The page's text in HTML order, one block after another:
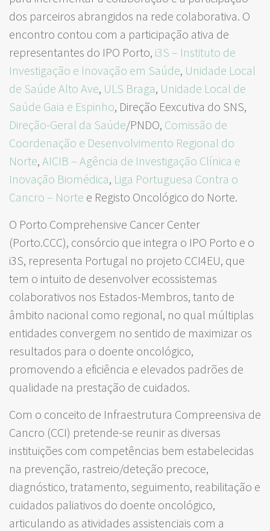
dos parceiros abrangidos na rede colaborativa. O
encontro contou com a participação ativa de
representantes do IPO Porto, i3S – Instituto de
Investigação e Inovação em Saúde, Unidade Local
de Saúde Alto Ave, ULS Braga, Unidade Local de
Saúde Gaia e Espinho, Direção Eexcutiva do SNS,
Direção-Geral da Saúde/PNDO, Comissão de
Coordenação e Desenvolvimento Regional do
Norte, AICIB – Agência de Investigação Clínica e
Inovação Biomédica, Liga Portuguesa Contra o
Cancro – Norte e Registo Oncológico do Norte.
O Porto Comprehensive Cancer Center
(Porto.CCC), consórcio que integra o IPO Porto e o
i3S, representa Portugal no projeto CCI4EU, que
tem o intuito de desenvolver ecossistemas
colaborativos nos Estados-Membros, tanto de
âmbito nacional como regional, no qual múltiplas
entidades convergem no sentido de maximizar os
resultados para o doente oncológico,
promovendo a eficiência e elevados padrões de
qualidade na prestação de cuidados.
Com o conceito de Infraestrutura Compreensiva de
Cancro (CCI) pretende-se reunir as diversas
instituições com competências bem estabelecidas
na prevenção, rastreio/deteção precoce,
diagnóstico, tratamento, seguimento, reabilitação e
cuidados paliativos do doente oncológico,
articulando as atividades assistenciais com a